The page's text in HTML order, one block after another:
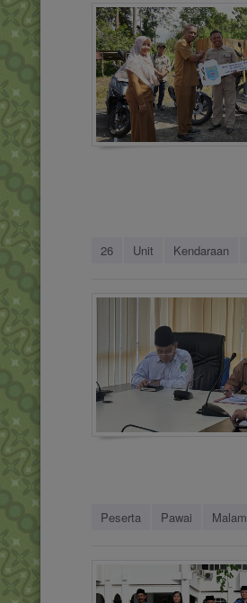
26 Unit Kendaraan
Peserta Pawai Malam